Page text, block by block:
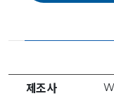
제조사